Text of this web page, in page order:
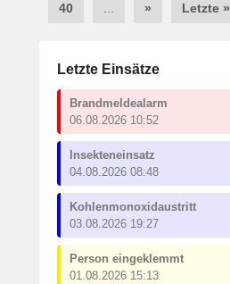
40
» Letzte »
Letzte Einsätze
Brandmeldealarm
06.08.2026 10:52
Insekteneinsatz
04.08.2026 08:48
Kohlenmonoxidaustritt
03.08.2026 19:27
Person eingeklemmt
01.08.2026 15:13